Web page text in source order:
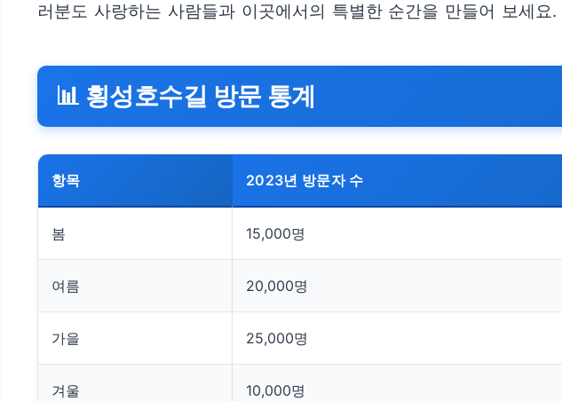
러분도 사랑하는 사람들과 이곳에서의 특별한 순간을 만들어 보세
📊 횡성호수길 방문 통계
항목 2023년 방문자 수
봄 15,000명
여름 20,000명
가을 25,000명
겨울 10,000명